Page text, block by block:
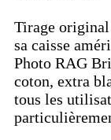
Tirage
sa caisse
Photo RAG
coton, extra
tous les